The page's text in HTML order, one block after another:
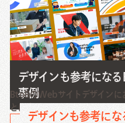
デザインも参考にな
事例
BtoBのWebサイトデザインに
とは有効です。
デザインも参考に